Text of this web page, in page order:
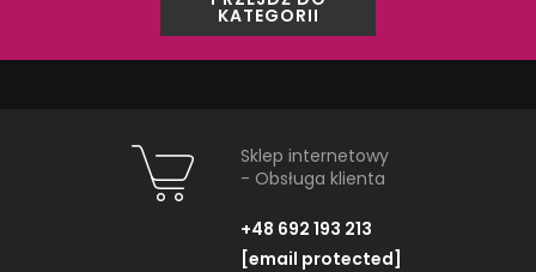
PRODUKTY Z KOLEKCJI
KATEGORII
Sklep internetowy
- Obsługa klienta
+48 692 193 213
[email protected]